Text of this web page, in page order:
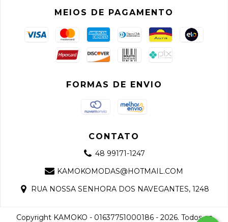
MEIOS DE PAGAMENTO
FORMAS DE ENVIO
CONTATO
48 99171-1247
KAMOKOMODAS@HOTMAIL.COM
RUA NOSSA SENHORA DOS NAVEGANTES, 1248
Copyright KAMOKO - 01637751000186 - 2026. Todos os